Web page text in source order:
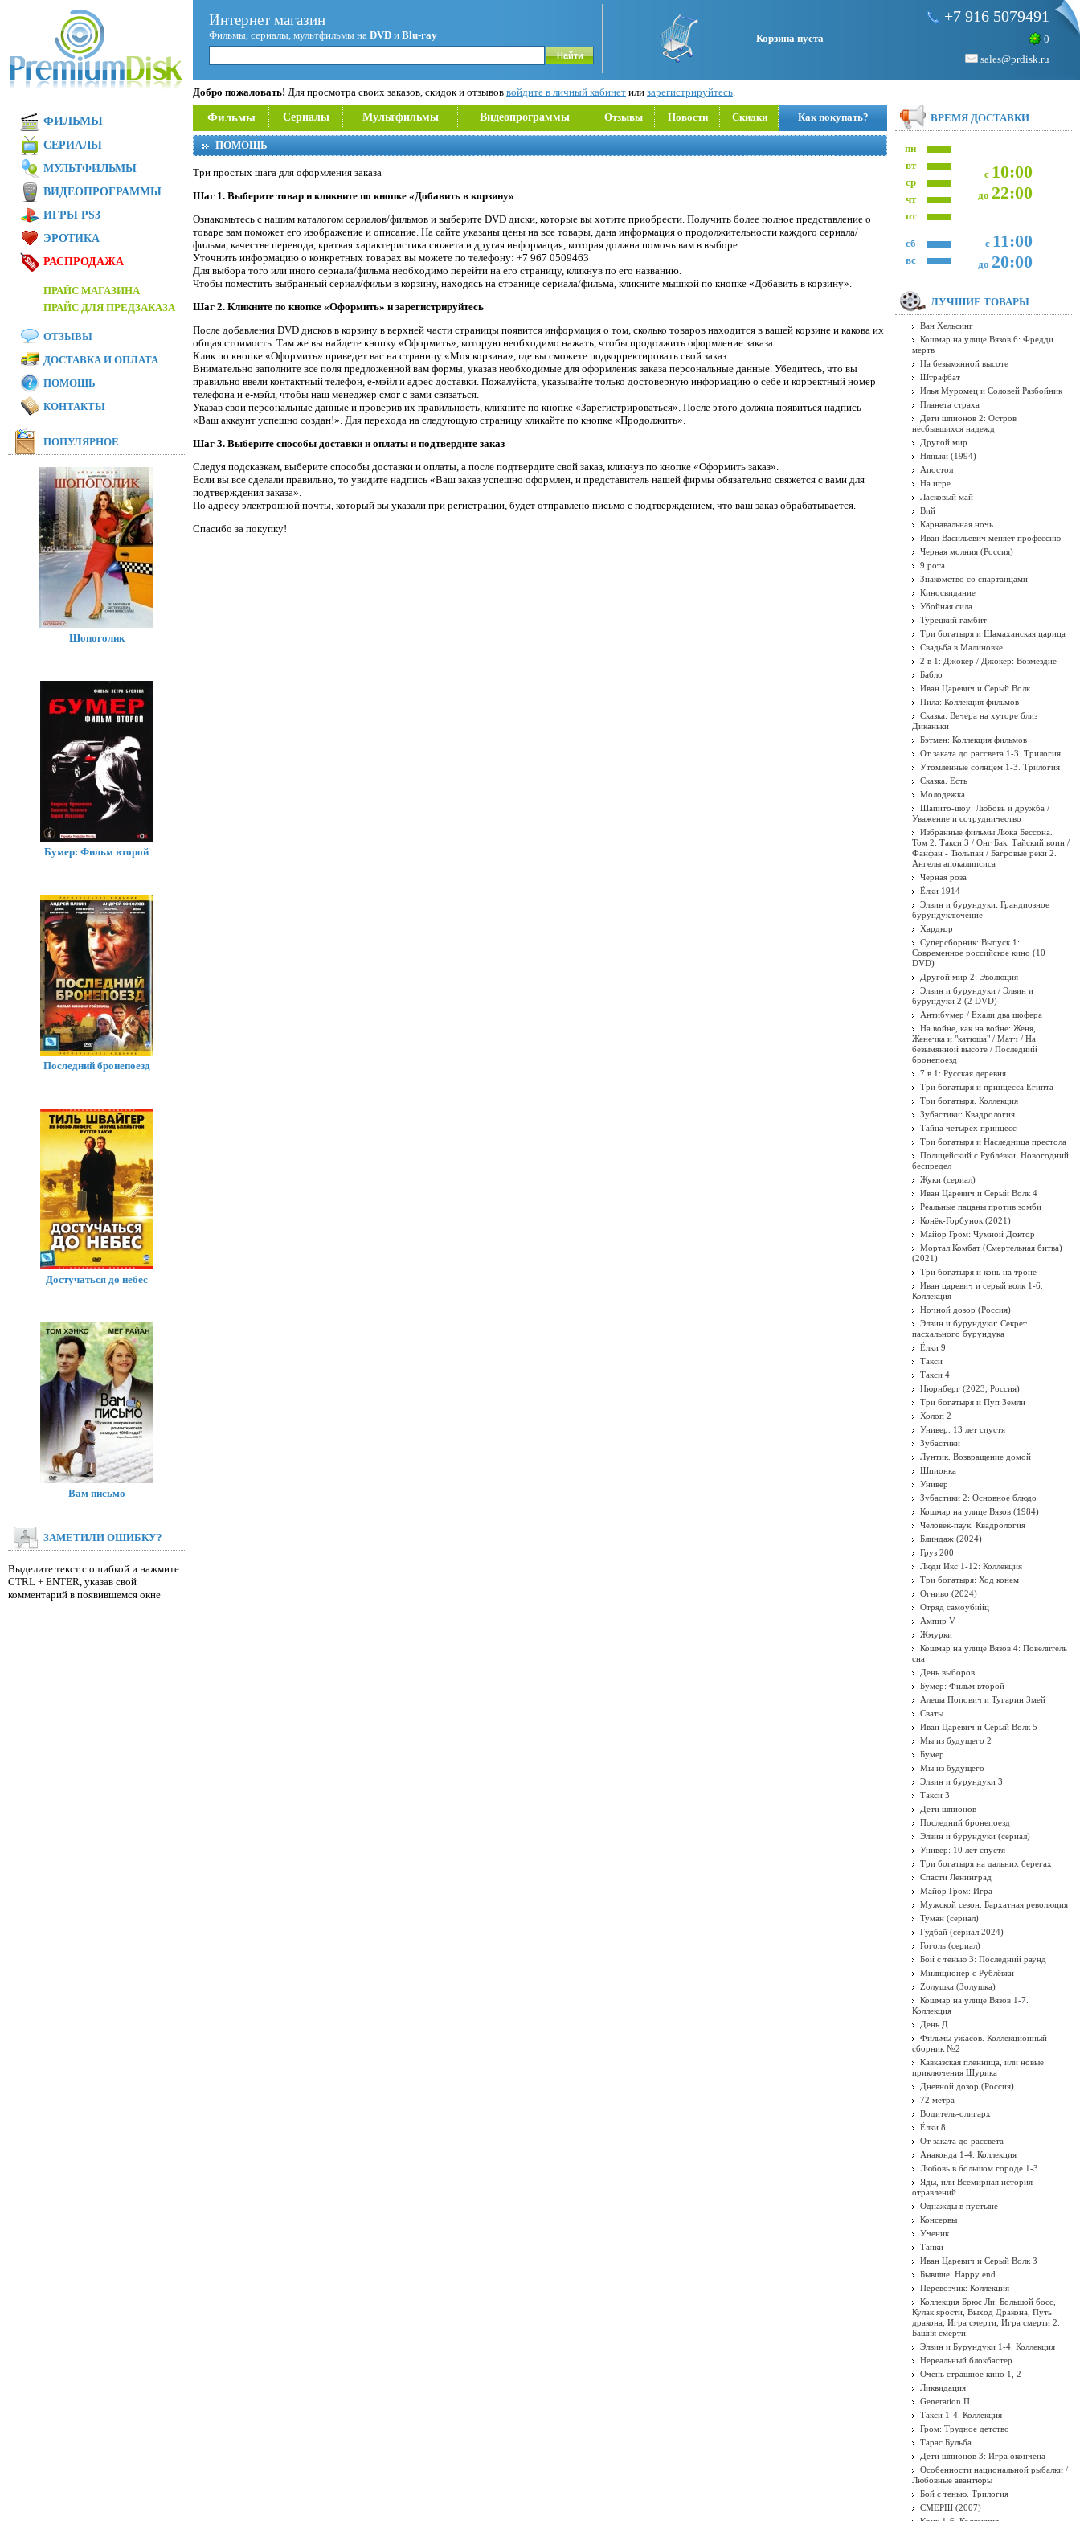
Интернет магазин
Фильмы, сериалы, мультфильмы на DVD и Blu-ray Корзина пуста
+7 916 5079491
0
sales@prdisk.ru
Добро пожаловать! Для просмотра своих заказов, скидок и отзывов войдите в личный кабинет или зарегистрируйтесь.
Фильмы Сериалы Мультфильмы Видеопрограммы Отзывы Новости Скидки Как покупать?
ПОМОЩЬ
Три простых шага для оформления заказа
Шаг 1. Выберите товар и кликните по кнопке «Добавить в корзину»
Ознакомьтесь с нашим каталогом сериалов/фильмов и выберите DVD диски, которые вы хотите приобрести. Получить более полное представление о
товаре вам поможет его изображение и описание. На сайте указаны цены на все товары, дана информация о продолжительности каждого сериала/
фильма, качестве перевода, краткая характеристика сюжета и другая информация, которая должна помочь вам в выборе.
Уточнить информацию о конкретных товарах вы можете по телефону: +7 967 0509463
Для выбора того или иного сериала/фильма необходимо перейти на его страницу, кликнув по его названию.
Чтобы поместить выбранный сериал/фильм в корзину, находясь на странице сериала/фильма, кликните мышкой по кнопке «Добавить в корзину».
Шаг 2. Кликните по кнопке «Оформить» и зарегистрируйтесь
После добавления DVD дисков в корзину в верхней части страницы появится информация о том, сколько товаров находится в вашей корзине и какова их
общая стоимость. Там же вы найдете кнопку «Оформить», которую необходимо нажать, чтобы продолжить оформление заказа.
Клик по кнопке «Оформить» приведет вас на страницу «Моя корзина», где вы сможете подкорректировать свой заказ.
Внимательно заполните все поля предложенной вам формы, указав необходимые для оформления заказа персональные данные. Убедитесь, что вы
правильно ввели контактный телефон, е-мэйл и адрес доставки. Пожалуйста, указывайте только достоверную информацию о себе и корректный номер
телефона и е-мэйл, чтобы наш менеджер смог с вами связаться.
Указав свои персональные данные и проверив их правильность, кликните по кнопке «Зарегистрироваться». После этого должна появиться надпись
«Ваш аккаунт успешно создан!». Для перехода на следующую страницу кликайте по кнопке «Продолжить».
Шаг 3. Выберите способы доставки и оплаты и подтвердите заказ
Следуя подсказкам, выберите способы доставки и оплаты, а после подтвердите свой заказ, кликнув по кнопке «Оформить заказ».
Если вы все сделали правильно, то увидите надпись «Ваш заказ успешно оформлен, и представитель нашей фирмы обязательно свяжется с вами для
подтверждения заказа».
По адресу электронной почты, который вы указали при регистрации, будет отправлено письмо с подтверждением, что ваш заказ обрабатывается.
Спасибо за покупку!
ФИЛЬМЫ
СЕРИАЛЫ
МУЛЬТФИЛЬМЫ
ВИДЕОПРОГРАММЫ
ИГРЫ PS3
ЭРОТИКА
РАСПРОДАЖА
ПРАЙС МАГАЗИНА
ПРАЙС ДЛЯ ПРЕДЗАКАЗА
ОТЗЫВЫ
ДОСТАВКА И ОПЛАТА
ПОМОЩЬ
КОНТАКТЫ
ПОПУЛЯРНОЕ
Шопоголик
Бумер: Фильм второй
Последний бронепоезд
Достучаться до небес
Вам письмо
ЗАМЕТИЛИ ОШИБКУ?
Выделите текст с ошибкой и нажмите
CTRL + ENTER, указав свой
комментарий в появившемся окне
ВРЕМЯ ДОСТАВКИ
пн
с 10:00
до 22:00
вт
ср
чт
пт
с 11:00
до 20:00
сб
вс
ЛУЧШИЕ ТОВАРЫ
Ван Хельсинг
Кошмар на улице Вязов 6: Фредди
мертв
На безымянной высоте
Штрафбат
Илья Муромец и Соловей Разбойник
Планета страха
Дети шпионов 2: Остров
несбывшихся надежд
Другой мир
Няньки (1994)
Апостол
На игре
Ласковый май
Вий
Карнавальная ночь
Иван Васильевич меняет профессию
Черная молния (Россия)
9 рота
Знакомство со спартанцами
Киносвидание
Убойная сила
Турецкий гамбит
Три богатыря и Шамаханская царица
Свадьба в Малиновке
2 в 1: Джокер / Джокер: Возмездие
Бабло
Иван Царевич и Серый Волк
Пила: Коллекция фильмов
Сказка. Вечера на хуторе близ
Диканьки
Бэтмен: Коллекция фильмов
От заката до рассвета 1-3. Трилогия
Утомленные солнцем 1-3. Трилогия
Сказка. Есть
Молодежка
Шапито-шоу: Любовь и дружба /
Уважение и сотрудничество
Избранные фильмы Люка Бессона.
Том 2: Такси 3 / Онг Бак. Тайский воин /
Фанфан - Тюльпан / Багровые реки 2.
Ангелы апокалипсиса
Черная роза
Ёлки 1914
Элвин и бурундуки: Грандиозное
бурундуключение
Хардкор
Суперсборник: Выпуск 1:
Современное российское кино (10
DVD)
Другой мир 2: Эволюция
Элвин и бурундуки / Элвин и
бурундуки 2 (2 DVD)
Антибумер / Ехали два шофера
На войне, как на войне: Женя,
Женечка и "катюша" / Матч / На
безымянной высоте / Последний
бронепоезд
7 в 1: Русская деревня
Три богатыря и принцесса Египта
Три богатыря. Коллекция
Зубастики: Квадрология
Тайна четырех принцесс
Три богатыря и Наследница престола
Полицейский с Рублёвки. Новогодний
беспредел
Жуки (сериал)
Иван Царевич и Серый Волк 4
Реальные пацаны против зомби
Конёк-Горбунок (2021)
Майор Гром: Чумной Доктор
Мортал Комбат (Смертельная битва)
(2021)
Три богатыря и конь на троне
Иван царевич и серый волк 1-6.
Коллекция
Ночной дозор (Россия)
Элвин и бурундуки: Секрет
пасхального бурундука
Ёлки 9
Такси
Такси 4
Нюрнберг (2023, Россия)
Три богатыря и Пуп Земли
Холоп 2
Универ. 13 лет спустя
Зубастики
Лунтик. Возвращение домой
Шпионка
Универ
Зубастики 2: Основное блюдо
Кошмар на улице Вязов (1984)
Человек-паук. Квадрология
Блиндаж (2024)
Груз 200
Люди Икс 1-12: Коллекция
Три богатыря: Ход конем
Огниво (2024)
Отряд самоубийц
Ампир V
Жмурки
Кошмар на улице Вязов 4: Повелитель
сна
День выборов
Бумер: Фильм второй
Алеша Попович и Тугарин Змей
Сваты
Иван Царевич и Серый Волк 5
Мы из будущего 2
Бумер
Мы из будущего
Элвин и бурундуки 3
Такси 3
Дети шпионов
Последний бронепоезд
Элвин и бурундуки (сериал)
Универ: 10 лет спустя
Три богатыря на дальних берегах
Спасти Ленинград
Майор Гром: Игра
Мужской сезон. Бархатная революция
Туман (сериал)
Гудбай (сериал 2024)
Гоголь (сериал)
Бой с тенью 3: Последний раунд
Милиционер с Рублёвки
Zолушка (Золушка)
Кошмар на улице Вязов 1-7.
Коллекция
День Д
Фильмы ужасов. Коллекционный
сборник №2
Кавказская пленница, или новые
приключения Шурика
Дневной дозор (Россия)
72 метра
Водитель-олигарх
Ёлки 8
От заката до рассвета
Анаконда 1-4. Коллекция
Любовь в большом городе 1-3
Яды, или Всемирная история
отравлений
Однажды в пустыне
Консервы
Ученик
Танки
Иван Царевич и Серый Волк 3
Бывшие. Happy end
Перевозчик: Коллекция
Коллекция Брюс Ли: Большой босс,
Кулак ярости, Выход Дракона, Путь
дракона, Игра смерти, Игра смерти 2:
Башня смерти.
Элвин и Бурундуки 1-4. Коллекция
Нереальный блокбастер
Очень страшное кино 1, 2
Ликвидация
Generation П
Такси 1-4. Коллекция
Гром: Трудное детство
Тарас Бульба
Дети шпионов 3: Игра окончена
Особенности национальной рыбалки /
Любовные авантюры
Бой с тенью. Трилогия
СМЕРШ (2007)